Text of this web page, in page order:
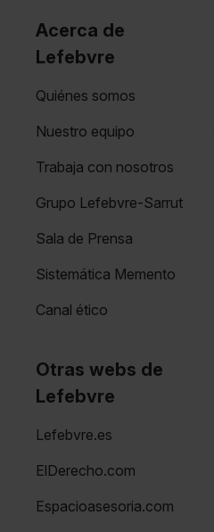
Acerca de
Lefebvre
Quiénes somos
Nuestro equipo
Trabaja con nosotros
Grupo Lefebvre-Sarrut
Sala de Prensa
Sistemática Memento
Canal ético
Otras webs de
Lefebvre
Lefebvre.es
ElDerecho.com
Espacioasesoria.com